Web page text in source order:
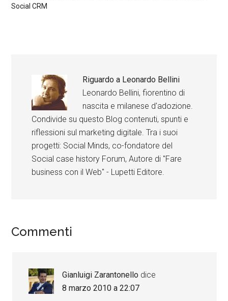
Social CRM
Riguardo a Leonardo Bellini
Leonardo Bellini, fiorentino di
nascita e milanese d'adozione.
Condivide su questo Blog contenuti, spunti e
riflessioni sul marketing digitale. Tra i suoi
progetti: Social Minds, co-fondatore del
Social case history Forum, Autore di "Fare
business con il Web" - Lupetti Editore.
Commenti
Gianluigi Zarantonello dice
8 marzo 2010 a 22:07